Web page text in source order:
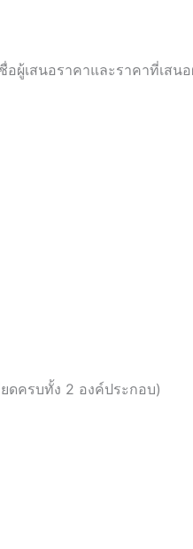
ผู้เสนอราคาและราคาที่เสน
ดครบทั้ง 2 องค์ประกอบ)